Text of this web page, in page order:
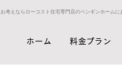
考えならローコスト住宅専門店のペンギンホーム
ホーム 料金プラン